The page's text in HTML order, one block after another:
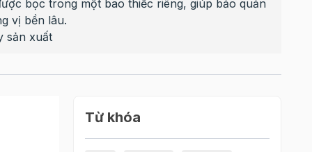
bọc trong một bao thiếc riêng, giúp bảo quản
vị bền lâu.
sản xuất
Từ khóa